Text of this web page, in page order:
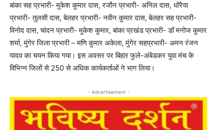
बांका सह प्रभारी- मुकेश कुमार दास, रजौन प्रभारी- अनिल दास, धोरैया
प्रभारी- तुलसी दास, बेलहर प्रभारी- नवीन कुमार दास, बेलहर सह प्रभारी-
विनोद दास, चांदन प्रभारी- मुकेश कुमार, बांका प्रखंड प्रभारी- डॉ मनोज कुमार
शर्मा, मुंगेर जिला प्रभारी – मणि कुमार अकेला, मुंगेर सहप्रभारी- अमन रंजन
यादव का चयन किया गया। इस अवसर पर बिहार फुले-अंबेडकर युवा मंच के
विभिन्न जिलों से 250 से अधिक कार्यकर्ताओं ने भाग लिया।
- Advertisement -